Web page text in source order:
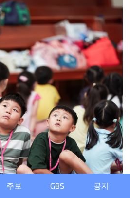
주보 GBS 공지